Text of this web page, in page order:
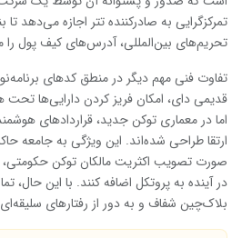
تمرکزگرایی به صادرکننده تتر اجازه می‌دهد تا
تحریم‌های بین‌المللی، آدرس‌های کیف پول
تفاوت فنی مهم دیگر در منطق کدهای
قدیمی دای، امکان فریز کردن دارایی‌ها
اما در معماری توکن جدید، قراردادهای
ارتقا طراحی شده‌اند. این ویژگی به جامعه
صورت تصویب اکثریت مالکان توکن
در آینده به پروتکل اضافه کنند. با این حال،
بلاک‌چین شفاف و به دور از رفتارهای